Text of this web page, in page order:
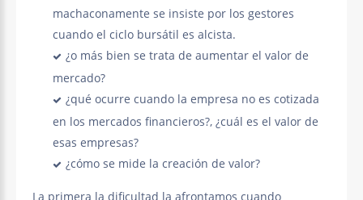
machaconamente se insiste por los gestores
cuando el ciclo bursátil es alcista.
¿o más bien se trata de aumentar el valor de
mercado?
¿qué ocurre cuando la empresa no es cotizada
en los mercados financieros?, ¿cuál es el valor de
esas empresas?
¿cómo se mide la creación de valor?
La primera la dificultad la afrontamos cuando